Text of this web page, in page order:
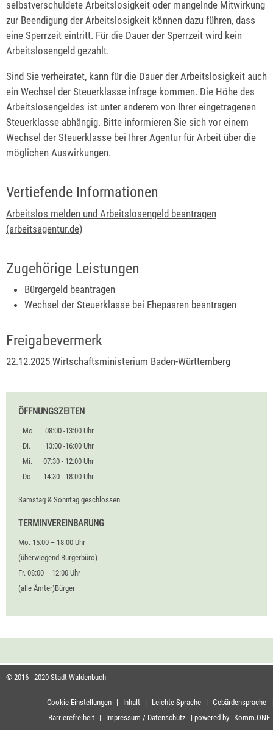
selbstverschuldete Arbeitslosigkeit oder mangelnde Mitwirkung
zur Beendigung der Arbeitslosigkeit können dazu führen, dass
eine Sperrzeit eintritt. Für die Dauer der Sperrzeit wird kein
Arbeitslosengeld gezahlt.
Sind Sie verheiratet, kann für die Dauer der Arbeitslosigkeit auch
ein Wechsel der Steuerklasse infrage kommen. Die Höhe des
Arbeitslosengeldes ist unter anderem von Ihrer eingetragenen
Steuerklasse abhängig. Bitte informieren Sie sich vor einem
Wechsel der Steuerklasse bei Ihrer Agentur für Arbeit über die
möglichen Auswirkungen.
Vertiefende Informationen
Arbeitslos melden und Arbeitslosengeld beantragen
(arbeitsagentur.de)
Zugehörige Leistungen
Bürgergeld beantragen
Wechsel der Steuerklasse bei Ehepaaren beantragen
Freigabevermerk
22.12.2025 Wirtschaftsministerium Baden-Württemberg
ÖFFNUNGSZEITEN
Mo.
08:00 -13:00 Uhr
Di.
13:00 -16:00 Uhr
Mi.
07:30 - 12:00 Uhr
Do.
14:30 - 18:00 Uhr
Samstag & Sonntag geschlossen
TERMINVEREINBARUNG
Mo. 15:00 – 18:00 Uhr
(überwiegend Bürgerbüro)
Fr. 08:00 – 12:00 Uhr
(alle Ämter)Bürger
© 2016 - 2020 Stadt Waldenbuch
Cookie-Einstellungen | Inhalt | Leichte Sprache | Gebärdensprache |
Barrierefreiheit | Impressum / Datenschutz | powered by Komm.ONE